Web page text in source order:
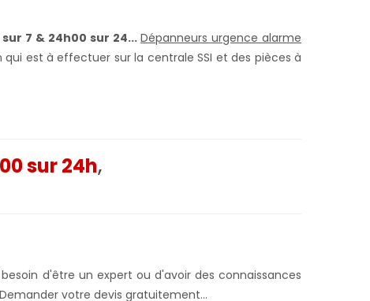
7 & 24h00 sur 24... Dépanneurs urgence alarme
est à effectuer sur la centrale SSI et des pièces à
sur 24h,
besoin d'être un expert ou d'avoir des connaissances
votre devis gratuitement...